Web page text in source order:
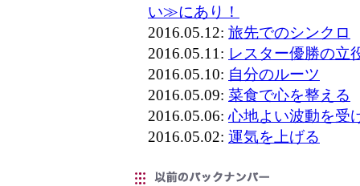
い≫にあり！
2016.05.12: 旅先でのシンクロ
2016.05.11: レスター優勝の立
2016.05.10: 自分のルーツ
2016.05.09: 菜食で心を整える
2016.05.06:心地よい波動を受
2016.05.02: 運気を上げる